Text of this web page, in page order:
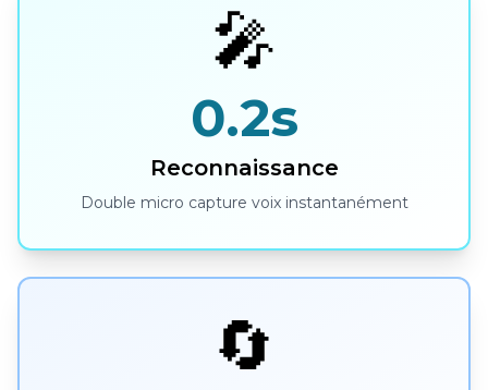
🎤
0.2s
Reconnaissance
Double micro capture voix instantanément
🔄